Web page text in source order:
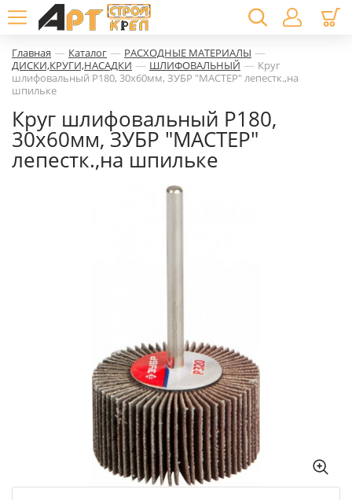
Главная — Каталог — РАСХОДНЫЕ МАТЕРИАЛЫ —
ДИСКИ,КРУГИ,НАСАДКИ — ШЛИФОВАЛЬНЫЙ — Круг
шлифовальный P180, 30х60мм, ЗУБР "МАСТЕР" лепестк.,на
шпильке
Круг шлифовальный P180,
30х60мм, ЗУБР "МАСТЕР"
лепестк.,на шпильке